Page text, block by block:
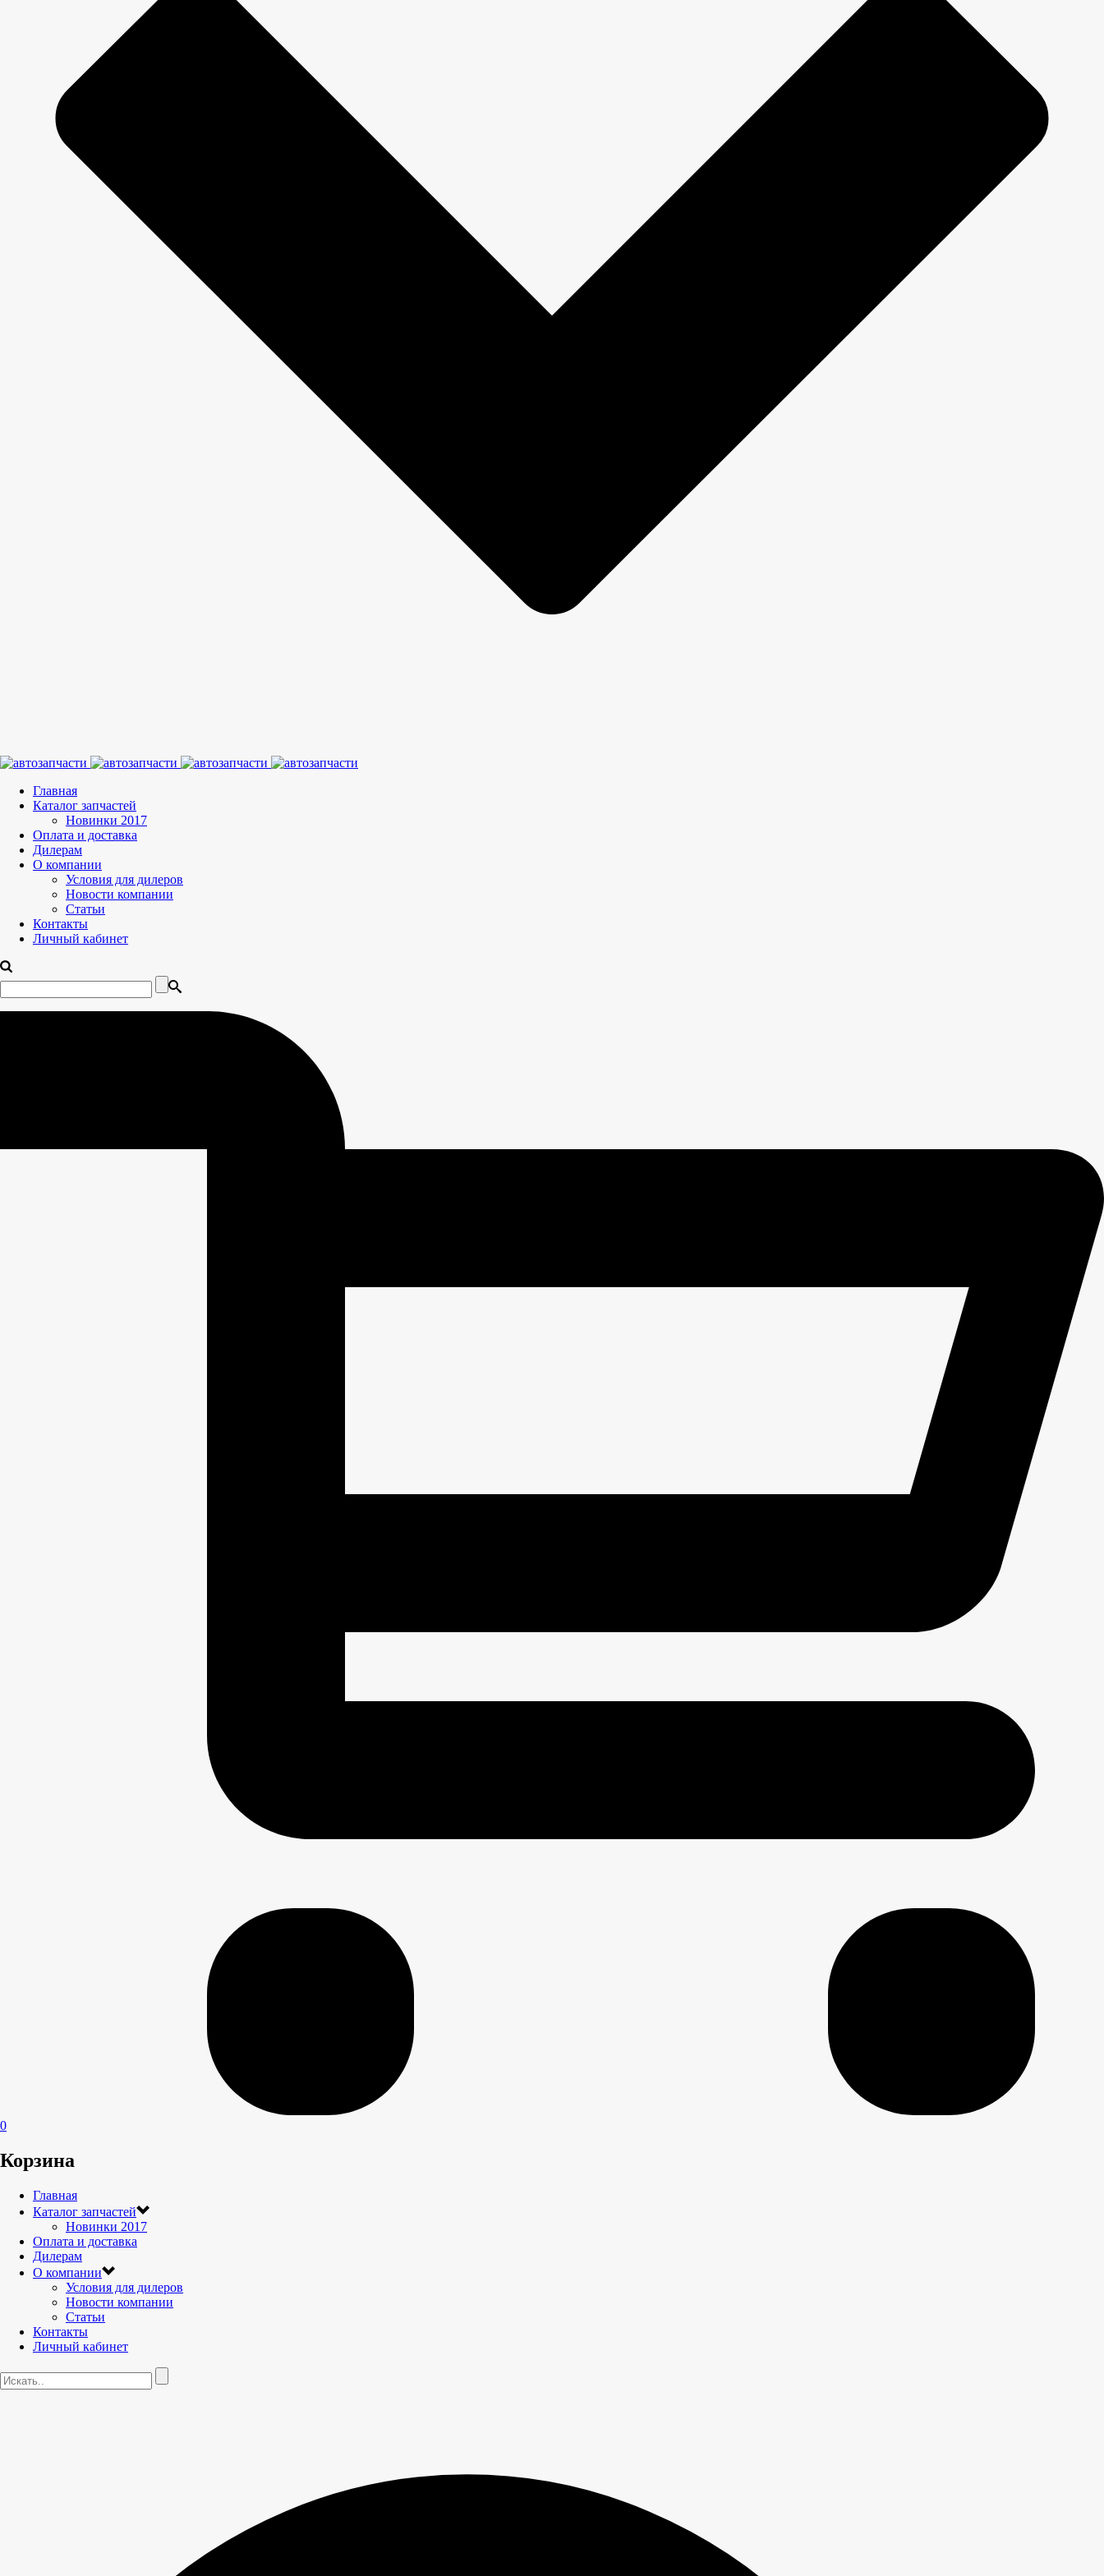
Главная
Каталог запчастей
Новинки 2017
Оплата и доставка
Дилерам
О компании
Условия для дилеров
Новости компании
Статьи
Контакты
Личный кабинет
0
Корзина
Главная
Каталог запчастей
Новинки 2017
Оплата и доставка
Дилерам
О компании
Условия для дилеров
Новости компании
Статьи
Контакты
Личный кабинет